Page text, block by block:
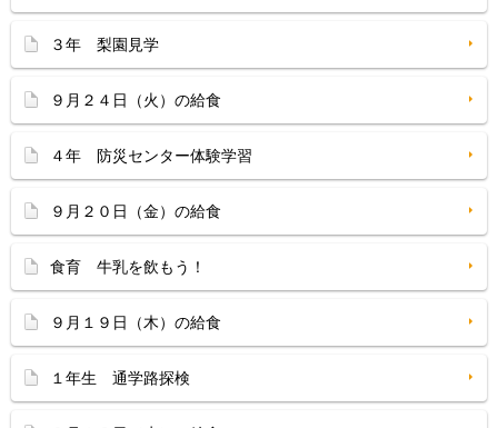
３年 梨園見学
９月２４日（火）の給食
４年 防災センター体験学習
９月２０日（金）の給食
食育 牛乳を飲もう！
９月１９日（木）の給食
１年生 通学路探検